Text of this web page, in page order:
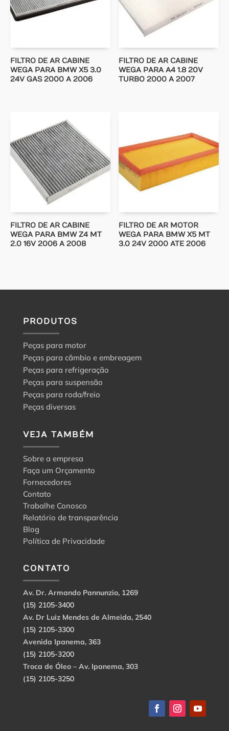
FILTRO DE AR CABINE
WEGA PARA BMW X5 3.0
24V GAS 2000 A 2006
FILTRO DE AR CABINE
WEGA PARA A4 1.8 20V
TURBO 2000 A 2007
FILTRO DE AR CABINE
WEGA PARA BMW Z4 MT
2.0 16V 2006 A 2008
FILTRO DE AR MOTOR
WEGA PARA BMW X5 MT
3.0 24V 2000 ATE 2006
PRODUTOS
Peças para motor
Peças para câmbio e embreagem
Peças para refrigeração
Peças para suspensão
Peças para roda/freio
Peças diversas
VEJA TAMBÉM
Sobre a empresa
Faça um Orçamento
Fornecedores
Contato
Trabalhe Conosco
Relatório de transparência
Blog
Política de Privacidade
CONTATO
Av. Dr. Armando Pannunzio, 1269
(15) 2105-3400
Av. Dr Luiz Mendes de Almeida, 2540
(15) 2105-3300
Avenida Ipanema, 363
(15) 2105-3200
Troca de Óleo – Av. Ipanema, 303
(15) 2105-3250